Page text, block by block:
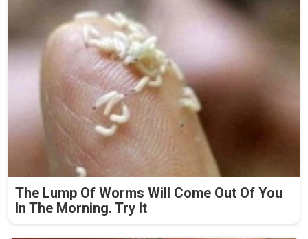
The Lump Of Worms Will Come Out Of You
In The Morning. Try It